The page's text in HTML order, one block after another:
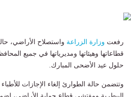
رفعت وزارة الزراعة واستصلاح الأراضي،
قطاعاتها وهيئاتها ومديرياتها في جميع
حلول عيد الأضحى المبارك.
وتتضمن حالة الطوارئ إلغاء الإجازات للأطباء